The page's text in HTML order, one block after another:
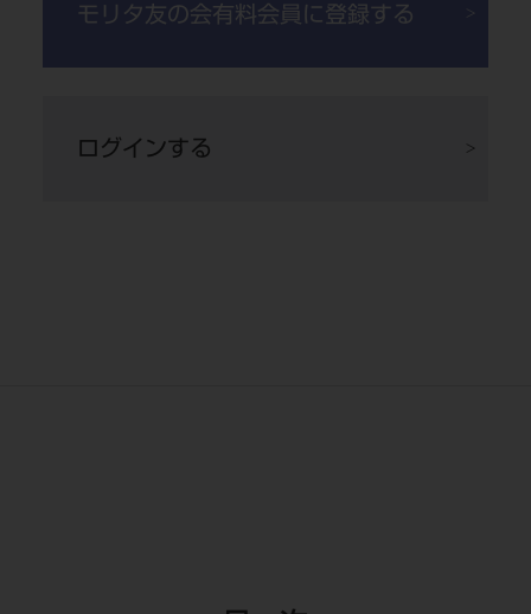
モリタ友の会有料会員に登録する
ログインする